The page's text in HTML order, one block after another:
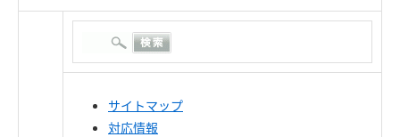
サイトマップ
対応情報